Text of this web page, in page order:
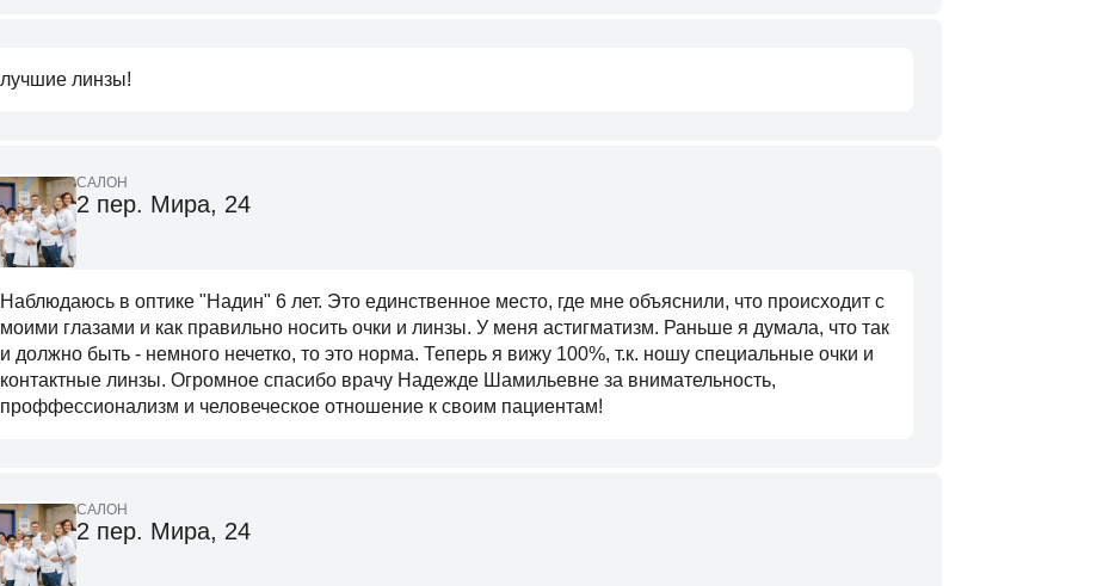
лучшие линзы!
САЛОН
2 пер. Мира, 24
Наблюдаюсь в оптике "Надин" 6 лет. Это единственное место, где мне объяснили, что происходит с
моими глазами и как правильно носить очки и линзы. У меня астигматизм. Раньше я думала, что так
и должно быть - немного нечетко, то это норма. Теперь я вижу 100%, т.к. ношу специальные очки и
контактные линзы. Огромное спасибо врачу Надежде Шамильевне за внимательность,
проффессионализм и человеческое отношение к своим пациентам!
САЛОН
2 пер. Мира, 24